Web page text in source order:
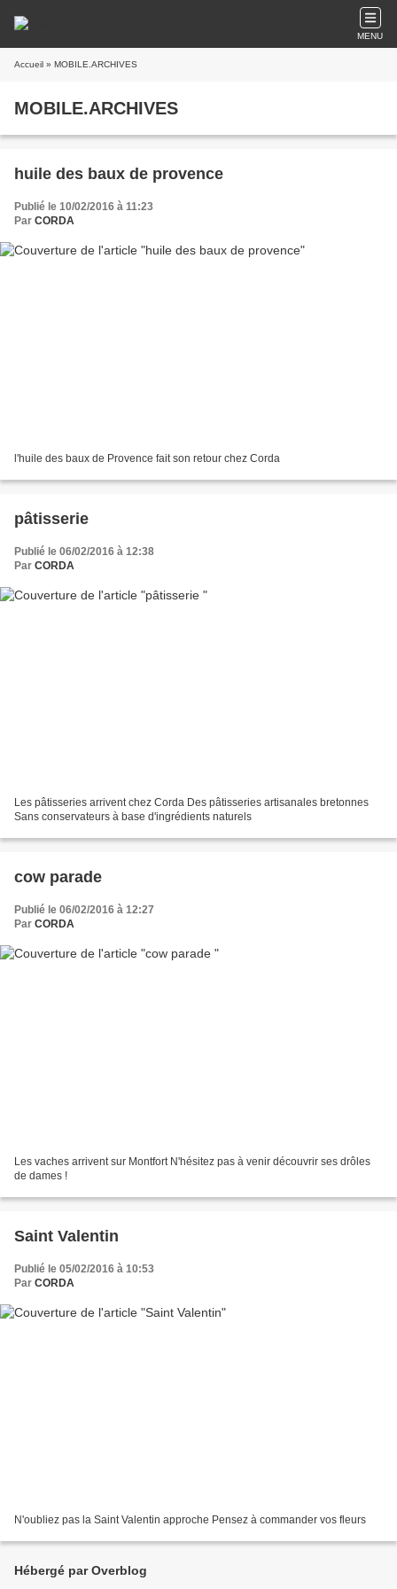
MENU
Accueil » MOBILE.ARCHIVES
MOBILE.ARCHIVES
huile des baux de provence
Publié le 10/02/2016 à 11:23
Par CORDA
l'huile des baux de Provence fait son retour chez Corda
pâtisserie
Publié le 06/02/2016 à 12:38
Par CORDA
Les pâtisseries arrivent chez Corda Des pâtisseries artisanales bretonnes
Sans conservateurs à base d'ingrédients naturels
cow parade
Publié le 06/02/2016 à 12:27
Par CORDA
Les vaches arrivent sur Montfort N'hésitez pas à venir découvrir ses drôles
de dames !
Saint Valentin
Publié le 05/02/2016 à 10:53
Par CORDA
N'oubliez pas la Saint Valentin approche Pensez à commander vos fleurs
Hébergé par Overblog